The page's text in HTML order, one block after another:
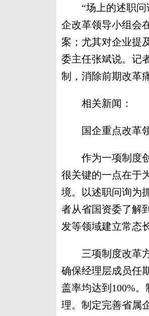
“场上的述职问
企改革领导小组会
案；尤其对企业提
委主任张斌说。记
制，消除前期改革
相关新闻：
国企重点改革领
作为一项制度创
很关键的一点在于
境。以述职问询为
者从省国资委了解
发等领域建立常态
三项制度改革方
确保经理层成员任
盖率均达到100%
理。制定完善省属